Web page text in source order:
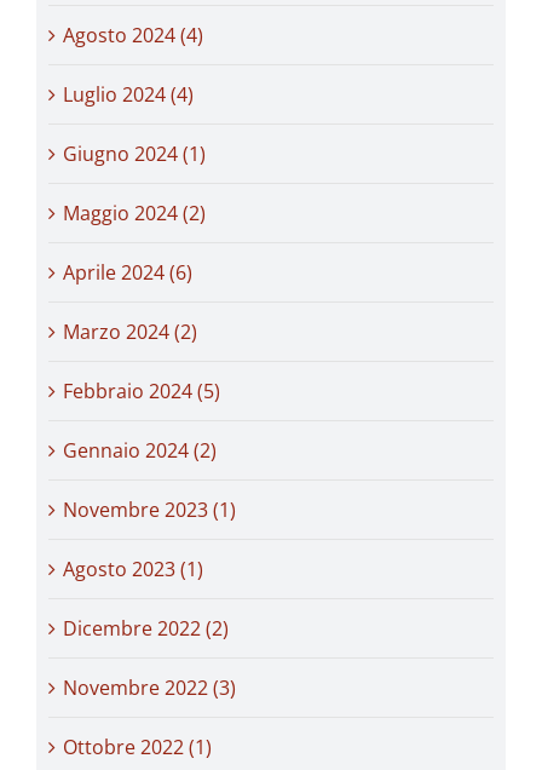
Agosto 2024 (4)
Luglio 2024 (4)
Giugno 2024 (1)
Maggio 2024 (2)
Aprile 2024 (6)
Marzo 2024 (2)
Febbraio 2024 (5)
Gennaio 2024 (2)
Novembre 2023 (1)
Agosto 2023 (1)
Dicembre 2022 (2)
Novembre 2022 (3)
Ottobre 2022 (1)